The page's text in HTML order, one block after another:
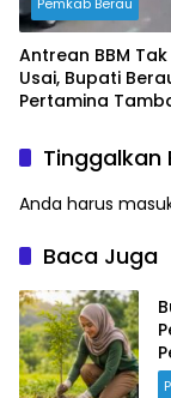
Antrean BBM
Usai, Bupati
Pertamina
Tinggalkan
Anda harus
Baca Juga